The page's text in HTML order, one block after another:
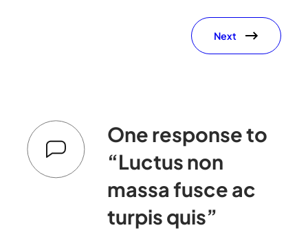
Next
One response to
“Luctus non
massa fusce ac
turpis quis”